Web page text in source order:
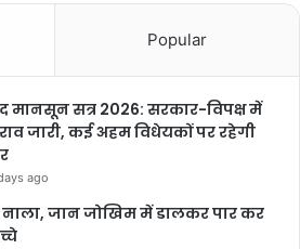
Popular
मानसून सत्र 2026: सरकार-विपक्ष में
जारी, कई अहम विधेयकों पर रहेगी
ago
जान जोखिम में डालकर पार कर